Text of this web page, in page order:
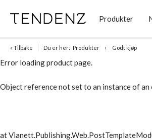
Produkter
« Tilbake Du er her: Produkter Godt kjøp
Error loading product page.
Object reference not set to an instance of an
at